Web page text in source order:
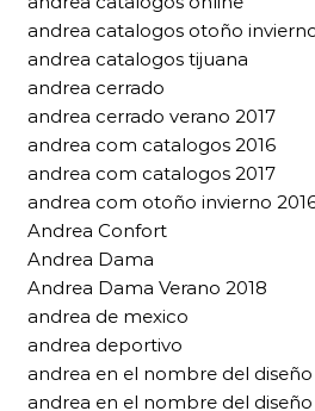
andrea catalogos otoño
andrea catalogos tijuana
andrea cerrado
andrea cerrado verano 2017
andrea com catalogos 2016
andrea com catalogos 2017
andrea com otoño invierno
Andrea Confort
Andrea Dama
Andrea Dama Verano 2018
andrea de mexico
andrea deportivo
andrea en el nombre del diseño
andrea en el nombre del diseño